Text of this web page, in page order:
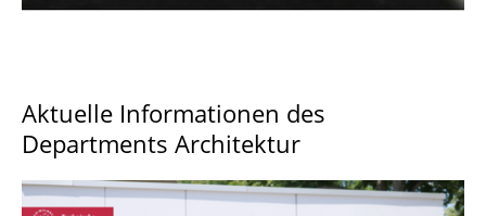
Aktuelle Informationen des
Departments Architektur